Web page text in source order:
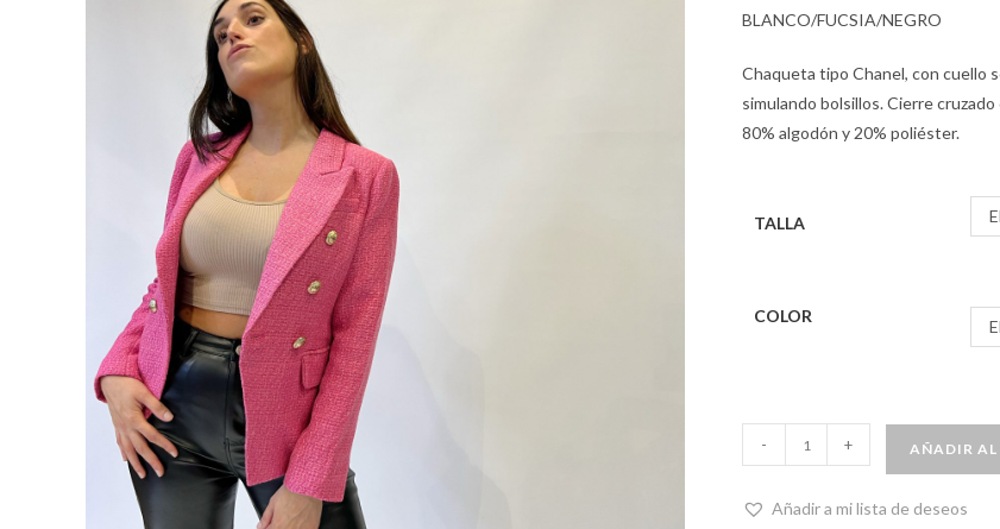
BLANCO/FUCSIA/NEGRO
Chaqueta tipo Chanel, con cuello
simulando bolsillos. Cierre
80% algodón y 20% poliéster.
TALLA
COLOR
- + AÑADIR
Añadir a mi lista de deseos